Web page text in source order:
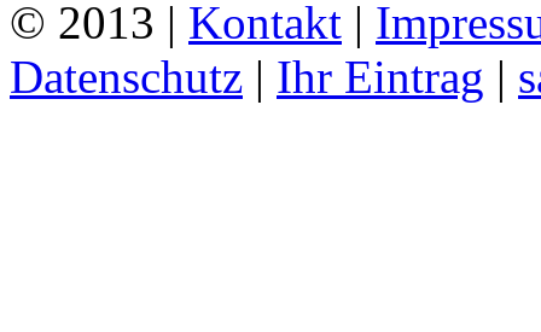
© 2013 | Kontakt |
Datenschutz | Ihr Eintrag |